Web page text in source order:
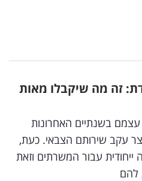
זה מה שיקבלו מאות
עצמם בשנתיים האחרונות
עקב שירותם הצבאי. כעת,
עבור המשרתים וזאת
להם